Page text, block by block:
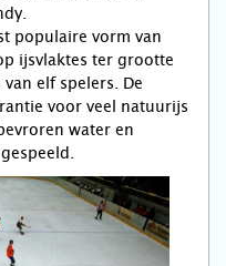
populaire vorm van
ijsvlaktes ter grootte
elf spelers. De
voor veel natuurijs
water en